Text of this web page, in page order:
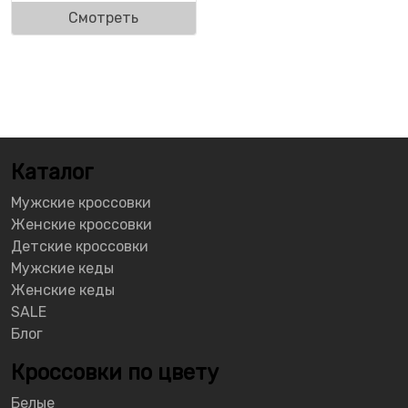
Смотреть
Каталог
Мужские кроссовки
Женские кроссовки
Детские кроссовки
Мужские кеды
Женские кеды
SALE
Блог
Кроссовки по цвету
Белые